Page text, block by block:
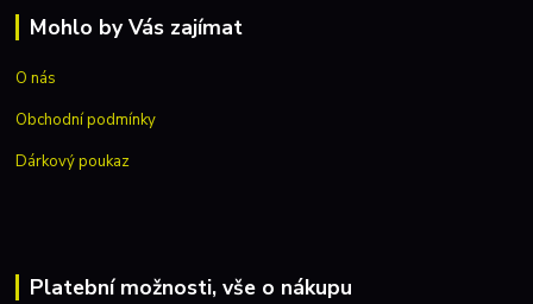
Mohlo by Vás zajímat
O nás
Obchodní podmínky
Dárkový poukaz
Platební možnosti, vše o nákupu